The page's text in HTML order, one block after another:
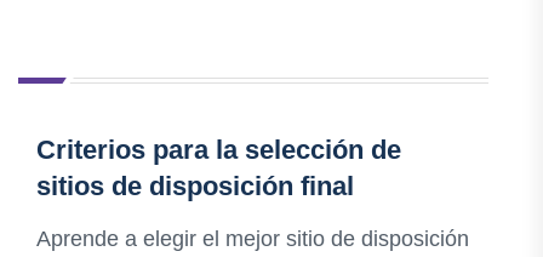
Criterios para la selección de
sitios de disposición final
Aprende a elegir el mejor sitio de disposición